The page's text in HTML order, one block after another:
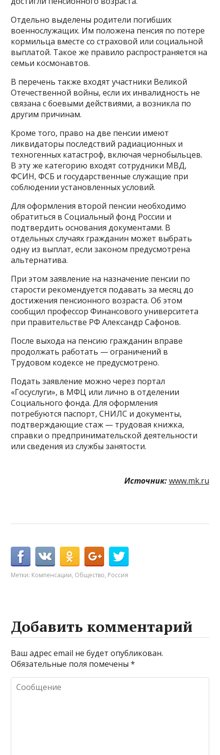
Отдельно выделены родители погибших
военнослужащих. Им положена пенсия по потере
кормильца вместе со страховой или социальной
выплатой. Такое же правило распространяется на
семьи космонавтов.
В перечень также входят участники Великой
Отечественной войны, если их инвалидность не
связана с боевыми действиями, а возникла по
другим причинам.
Кроме того, право на две пенсии имеют
ликвидаторы последствий радиационных и
техногенных катастроф, включая чернобыльцев.
В эту же категорию входят сотрудники МВД,
ФСИН, ФСБ и государственные служащие при
соблюдении установленных условий.
Для оформления второй пенсии необходимо
обратиться в Социальный фонд России и
подтвердить основания документами. В
отдельных случаях гражданин может выбрать
одну из выплат, если законом предусмотрена
альтернатива.
При этом заявление на назначение пенсии по
старости рекомендуется подавать за месяц до
достижения пенсионного возраста. Об этом
сообщил профессор Финансового университета
при правительстве РФ Александр Сафонов.
После выхода на пенсию гражданин вправе
продолжать работать — ограничений в
Трудовом кодексе не предусмотрено.
Подать заявление можно через портал
«Госуслуги», в МФЦ или лично в отделении
Социального фонда. Для оформления
потребуются паспорт, СНИЛС и документы,
подтверждающие стаж — трудовая книжка,
справки о предпринимательской деятельности
или сведения из службы занятости.
Источник: www.mk.ru
Метки: Компенсации, Общество, Россия
Добавить комментарий
Ваш адрес email не будет опубликован.
Обязательные поля помечены*